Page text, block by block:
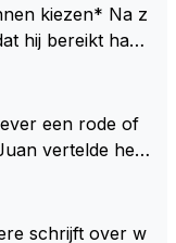
kiezen* Na z
dat hij dat meen
Nu telt voorn
nog als drij
deze regels???
een rode of
vertelde hem
had aange
schrijft over w